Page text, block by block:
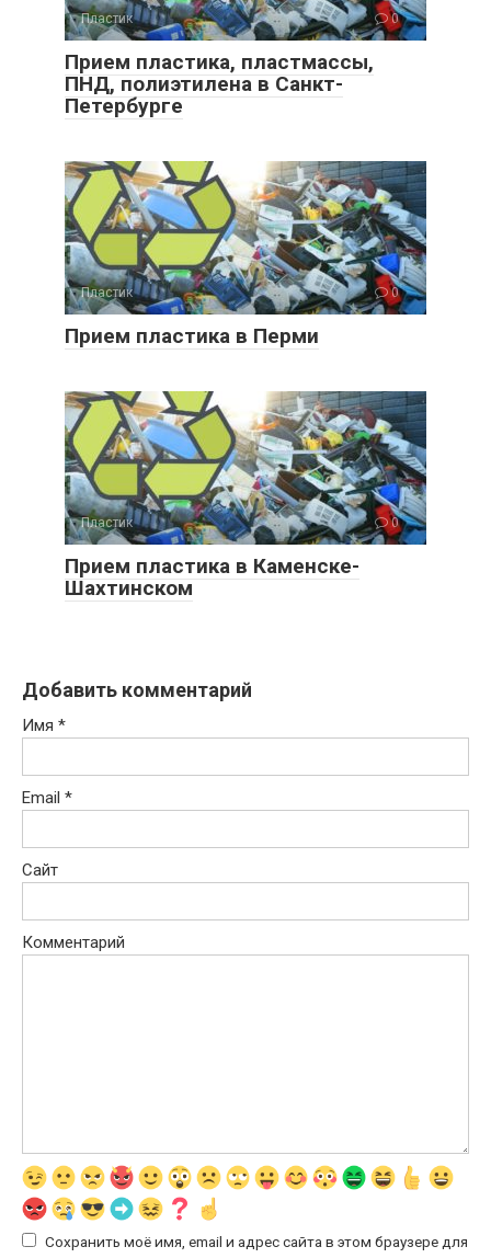
Пластик 0
Прием пластика, пластмассы,
ПНД, полиэтилена в Санкт-
Петербурге
Пластик 0
Прием пластика в Перми
Пластик 0
Прием пластика в Каменске-
Шахтинском
Добавить комментарий
Имя *
Email *
Сайт
Комментарий
Сохранить моё имя, email и адрес сайта в этом браузере для